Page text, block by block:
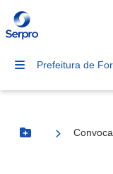
Prefeitura de
Botão Menu